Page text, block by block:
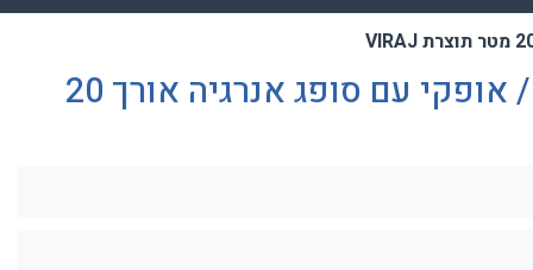
בולם נפילה כבל פלדה אנכי / אופקי עם סופג אנרגיה אורך 20